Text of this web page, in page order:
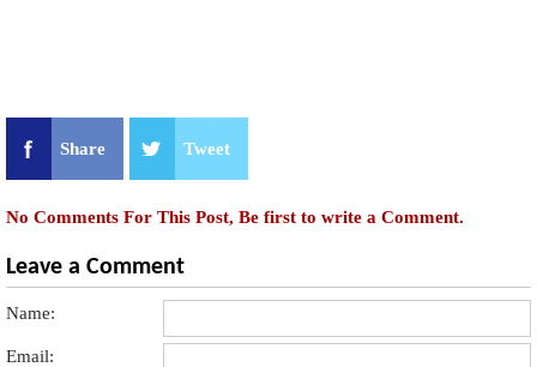
Share Tweet
No Comments For This Post, Be first to write a Comment.
Leave a Comment
Name:
Email: